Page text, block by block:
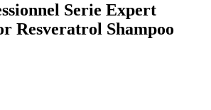
Serie Expert
Resveratrol Shampoo